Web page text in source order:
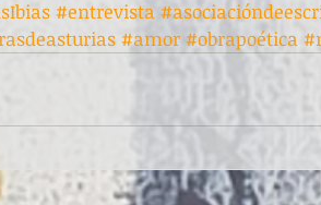
#entrevista
#amor #obrapoética